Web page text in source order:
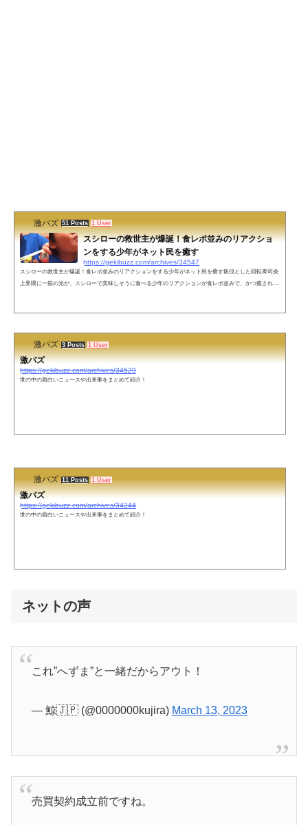
激バズ 51 Posts 1 User
スシローの救世主が爆誕！食レポ並みのリアクショ
ンをする少年がネット民を癒す
https://gekibuzz.com/archives/34547
スシローの救世主が爆誕！食レポ並みのリアクションをする少年がネット民を癒す殺伐とした回転寿司炎
上界隈に一筋の光が、スシローで美味しそうに食べる少年のリアクションが食レポ並みで、かつ癒される
激バズ 3 Posts 1 User
激バズ
https://gekibuzz.com/archives/34529
世の中の面白いニュースや出来事をまとめて紹介！
激バズ 11 Posts 1 User
激バズ
https://gekibuzz.com/archives/34244
世の中の面白いニュースや出来事をまとめて紹介！
ネットの声
これ”へずま”と一緒だからアウト！
— 鯨🇯🇵 (@0000000kujira) March 13, 2023
売買契約成立前ですね。